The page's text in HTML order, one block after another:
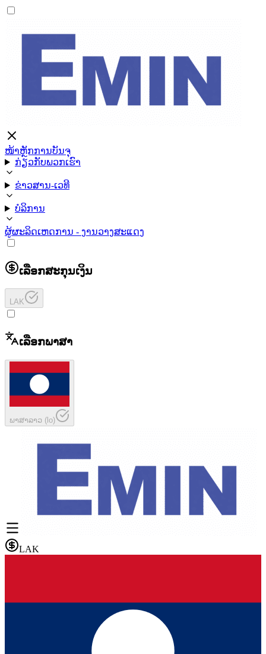
ໜ້າຫຼັກການບັນຈຸ
ກ່ຽວກັບພວກເຮົາ
ຂ່າວສານ-ເວທີ
ບໍລິການ
ຜູ້ຜະລິດເຫດການ - ງານວາງສະແດງ
ເລືອກສະກຸນເງິນ
LAK
ເລືອກພາສາ
ພາສາລາວ (lo)
LAK